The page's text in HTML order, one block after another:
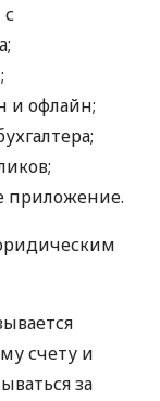
и офлайн;
приложение.
счету и
за